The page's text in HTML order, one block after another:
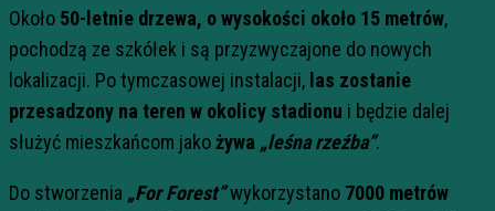
Około 50-letnie drzewa, o wysokości około 15 metrów,
pochodzą ze szkółek i są przyzwyczajone do nowych
lokalizacji. Po tymczasowej instalacji, las zostanie
przesadzony na teren w okolicy stadionu i będzie dalej
służyć mieszkańcom jakożywa „leśna rzeźba”.
Do stworzenia „For Forest”wykorzystano 7000 metrów